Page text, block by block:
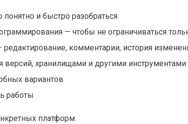
и быстро разобраться
— чтобы не ограничиваться
комментарии, история
версий, хранилищами и другими инструментами
вариантов
работы
платформ.